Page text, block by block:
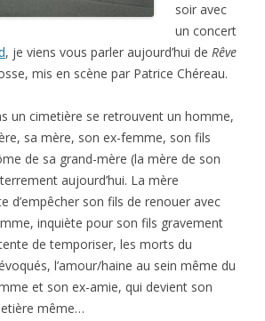
soir avec
un concert
, je viens vous parler aujourd’hui de Rêve
mis en scène par Patrice Chéreau.
un cimetière se retrouvent un homme,
sa mère, son ex-femme, son fils
de sa grand-mère (la mère de son
aujourd’hui. La mère
d’empêcher son fils de renouer avec
inquiète pour son fils gravement
de temporiser, les morts du
l’amour/haine au sein même du
et son ex-amie, qui devient son
même…